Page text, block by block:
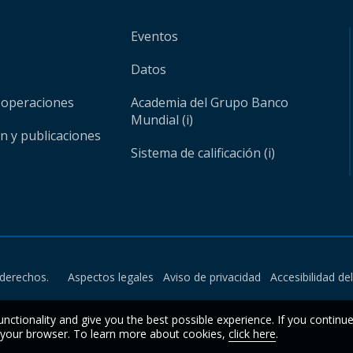
y publicaciones
Eventos
Datos
Academia del Grupo Banco
Mundial (i)
Sistema de calificación (i)
Aspectos legales Aviso de privacidad Accesibilidad
and give you the best possible experience. If you
browser. To learn more about cookies, click here.